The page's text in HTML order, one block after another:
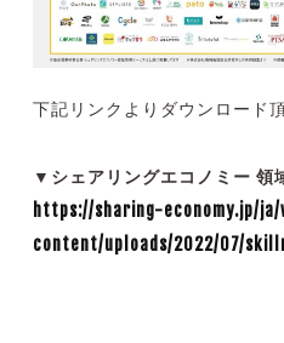
下記リンクよりダウンロード
▼シェアリングエコノミー 領
https://sharing-economy.jp/
content/uploads/2022/07/